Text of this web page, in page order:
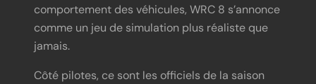
comportement des véhicules, WRC 8 s’annonce
comme un jeu de simulation plus réaliste que
jamais.
Côté pilotes, ce sont les officiels de la saison